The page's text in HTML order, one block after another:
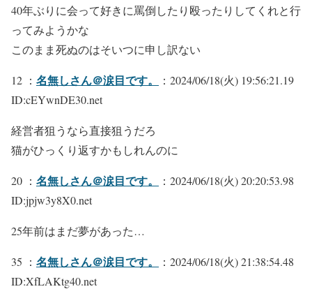
40年ぶりに会って好きに罵倒したり殴ったりしてくれと行
ってみようかな
このまま死ぬのはそいつに申し訳ない
12 ： 名無しさん＠涙目です。
：2024/06/18(火) 19:56:21.19
ID:cEYwnDE30.net
経営者狙うなら直接狙うだろ
猫がひっくり返すかもしれんのに
20 ： 名無しさん＠涙目です。
：2024/06/18(火) 20:20:53.98
ID:jpjw3y8X0.net
25年前はまだ夢があった…
35 ： 名無しさん＠涙目です。
：2024/06/18(火) 21:38:54.48
ID:XfLAKtg40.net